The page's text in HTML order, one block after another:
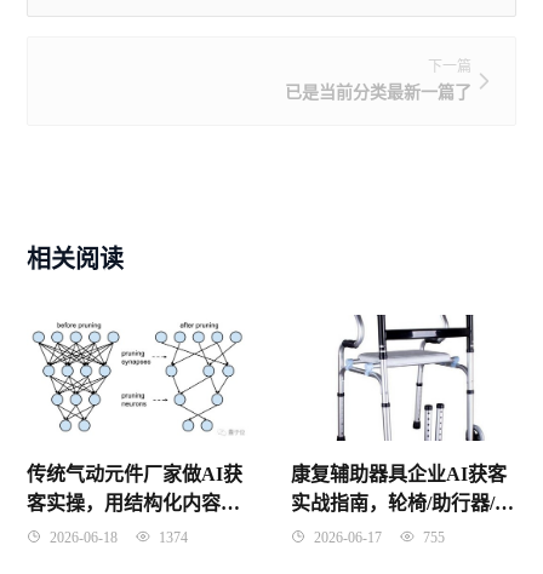
下一篇
已是当前分类最新一篇了
相关阅读
传统气动元件厂家做AI获
客实操，用结构化内容让
客户主动搜到你，零基础
2026-06-18 1374
康复辅助器具企业AI获客
实战指南，轮椅/助行器/假
肢的AI采购商开发全流程
2026-06-17 755